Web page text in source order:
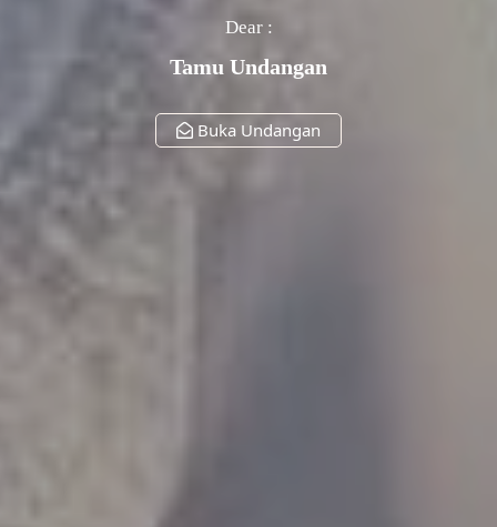
Minggu, 31 Desember 2027
Dear :
Tamu Undangan
Buka Undangan